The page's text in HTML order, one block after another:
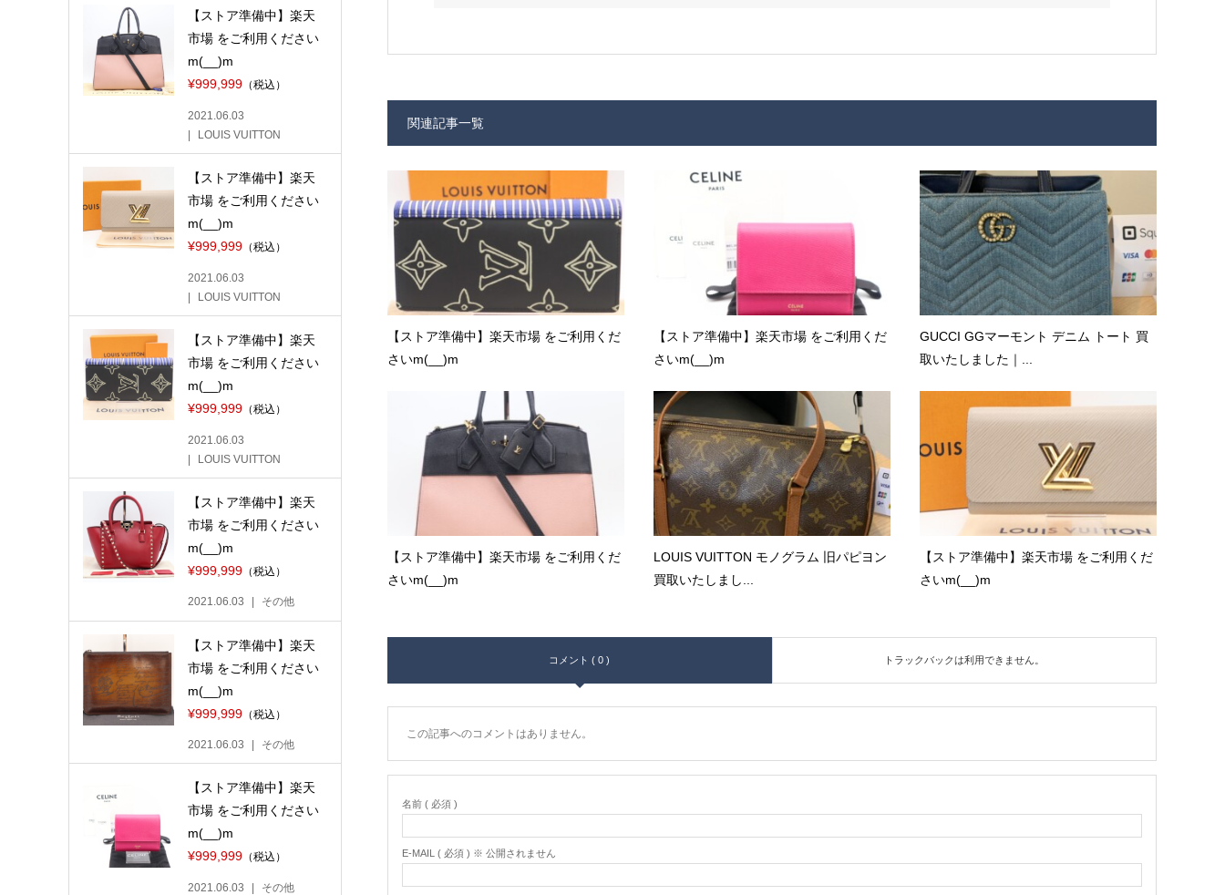
関連記事一覧
【ストア準備中】楽天市場 をご利用くだ
さいm(__)m
【ストア準備中】楽天市場 をご利用くだ
さいm(__)m
GUCCI GGマーモント デニム トート 買
取いたしました｜...
【ストア準備中】楽天市場 をご利用くだ
さいm(__)m
LOUIS VUITTON モノグラム 旧パピヨン
買取いたしまし...
【ストア準備中】楽天市場 をご利用くだ
さいm(__)m
コメント ( 0 ) トラックバックは利用できません。
この記事へのコメントはありません。
名前 ( 必須 )
E-MAIL ( 必須 ) ※ 公開されません
【ストア準備中】楽天
市場 をご利用ください
m(__)m
¥999,999（税込）
2021.06.03
LOUIS VUITTON
【ストア準備中】楽天
市場 をご利用ください
m(__)m
¥999,999（税込）
2021.06.03
LOUIS VUITTON
【ストア準備中】楽天
市場 をご利用ください
m(__)m
¥999,999（税込）
2021.06.03
LOUIS VUITTON
【ストア準備中】楽天
市場 をご利用ください
m(__)m
¥999,999（税込）
2021.06.03 その他
【ストア準備中】楽天
市場 をご利用ください
m(__)m
¥999,999（税込）
2021.06.03 その他
【ストア準備中】楽天
市場 をご利用ください
m(__)m
¥999,999（税込）
2021.06.03 その他